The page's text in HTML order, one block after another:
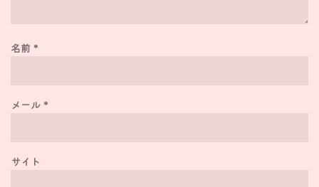
名前 *
メール *
サイト